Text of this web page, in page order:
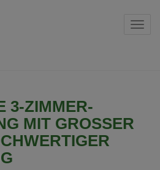
3-ZIMMER-
MIT GROSSER L
A